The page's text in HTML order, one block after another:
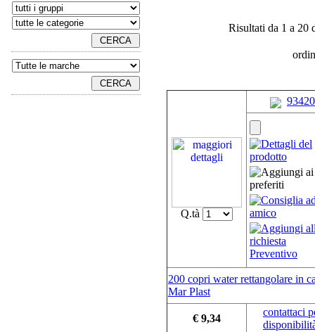
Risultati da 1 a 20
Q.tà
93420
200 copri water rettangolare in
Mar Plast
€ 9,34
contattaci